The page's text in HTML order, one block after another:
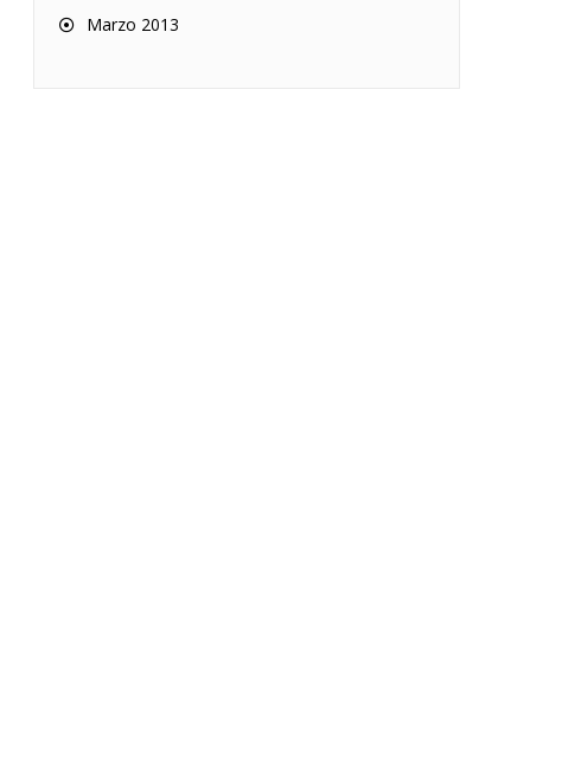
Marzo 2013